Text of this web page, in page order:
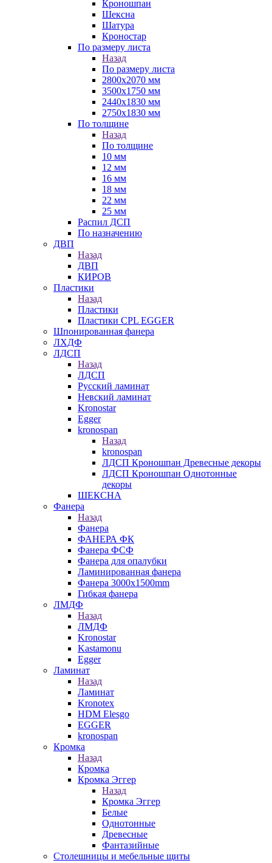
Кроношпан
Шексна
Шатура
Кроностар
По размеру листа
Назад
По размеру листа
2800х2070 мм
3500х1750 мм
2440х1830 мм
2750х1830 мм
По толщине
Назад
По толщине
10 мм
12 мм
16 мм
18 мм
22 мм
25 мм
Распил ДСП
По назначению
ДВП
Назад
ДВП
КИРОВ
Пластики
Назад
Пластики
Пластики CPL EGGER
Шпонированная фанера
ЛХДФ
ЛДСП
Назад
ЛДСП
Русский ламинат
Невский ламинат
Kronostar
Egger
kronospan
Назад
kronospan
ЛДСП Кроношпан Древесные декоры
ЛДСП Кроношпан Однотонные
декоры
ШЕКСНА
Фанера
Назад
Фанера
ФАНЕРА ФК
Фанера ФСФ
Фанера для опалубки
Ламинированная фанера
Фанера 3000х1500mm
Гибкая фанера
ЛМДФ
Назад
ЛМДФ
Kronostar
Kastamonu
Egger
Ламинат
Назад
Ламинат
Kronotex
HDM Elesgo
EGGER
kronospan
Кромка
Назад
Кромка
Кромка Эггер
Назад
Кромка Эггер
Белые
Однотонные
Древесные
Фантазийные
Столешницы и мебельные щиты